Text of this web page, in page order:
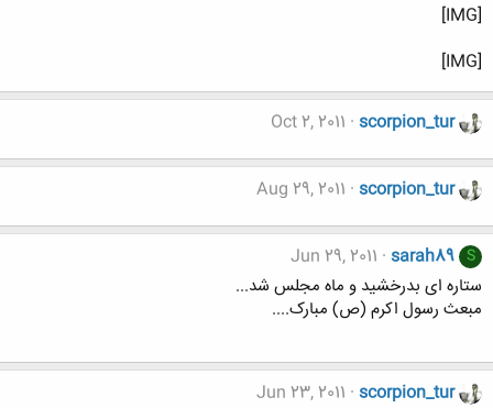
[IMG]
[IMG]
scorpion_tur
Oct 2, 2011
scorpion_tur
Aug 29, 2011
S
sarah89
Jun 29, 2011
ستاره ای بدرخشید و ماه مجلس شد...
مبعث رسول اکرم (ص) مبارک....
scorpion_tur
Jun 23, 2011